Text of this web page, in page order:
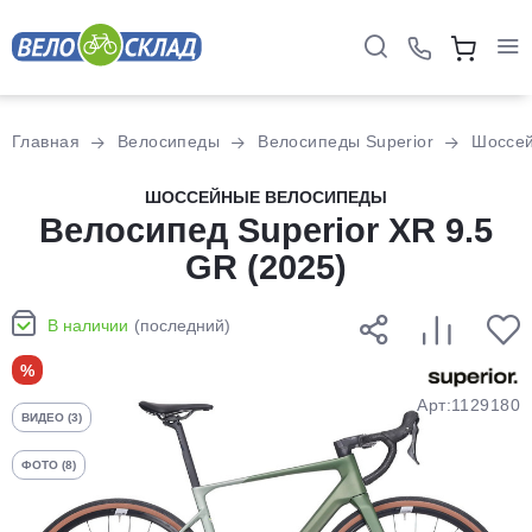
Главная Велосипеды Велосипеды Superior
ШОССЕЙНЫЕ ВЕЛОСИПЕДЫ
Велосипед Superior XR 9.5
GR (2025)
В наличии (последний)
%
ВИДЕО (3)
ФОТО (8)
Арт:1129180
Разбейте
оплатуна части
без переплат
График платежей
25%